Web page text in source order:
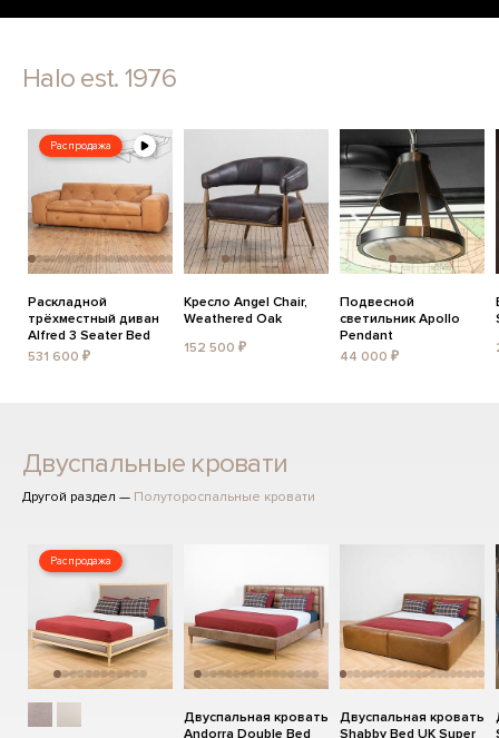
Halo est. 1976
Распродажа
Раскладной
трёхместный диван
Alfred 3 Seater Bed
531 600 ₽
Кресло Angel Chair,
Weathered Oak
152 500 ₽
Подвесной
светильник Apollo
Pendant
44 000 ₽
Двуспальные кровати
Другой раздел — Полутороспальные кровати
Распродажа
Двуспальная кровать
Andorra Double Bed
Двуспальная кровать
Shabby Bed UK Super